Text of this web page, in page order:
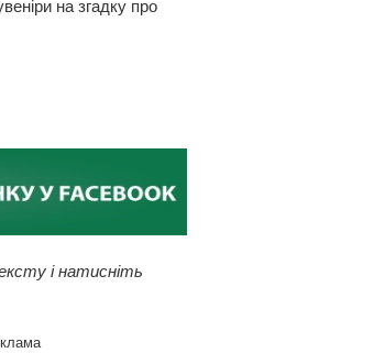
на згадку про
і натисніть